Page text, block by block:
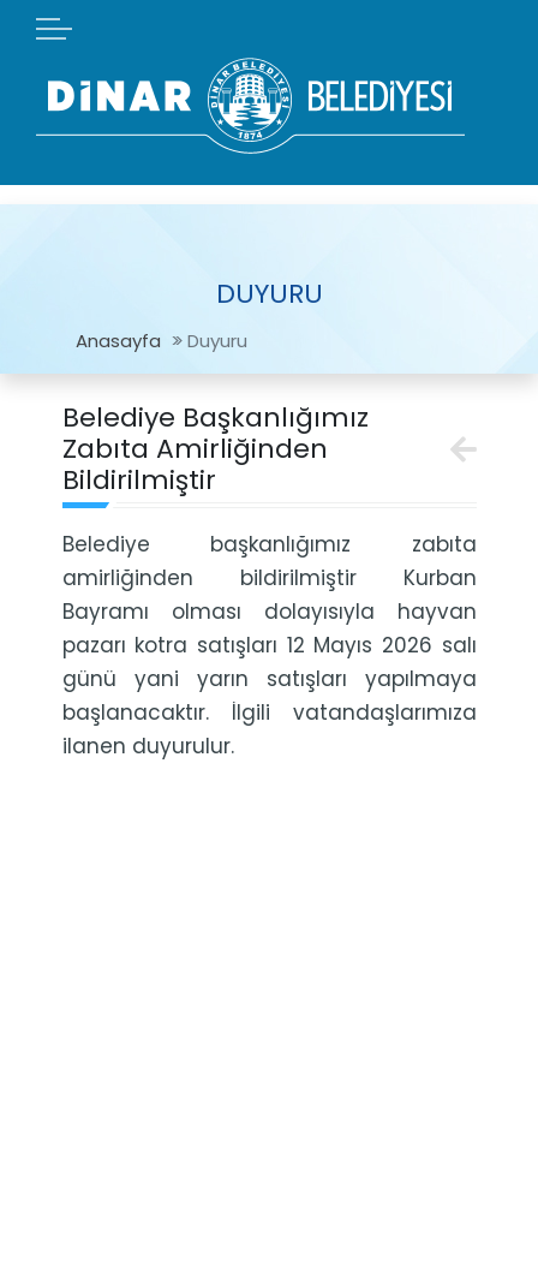
DUYURU
Anasayfa Duyuru
Belediye Başkanlığımız
Zabıta Amirliğinden
Bildirilmiştir
Belediye başkanlığımız zabıta
amirliğinden bildirilmiştir Kurban
Bayramı olması dolayısıyla hayvan
pazarı kotra satışları 12 Mayıs 2026 salı
günü yani yarın satışları yapılmaya
başlanacaktır. İlgili vatandaşlarımıza
ilanen duyurulur.